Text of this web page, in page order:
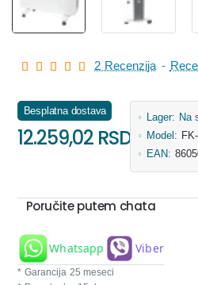
2 Recenzija -
Besplatna dostava
12.259,02 RSD
Lager: Na
Model:
EAN:
Poručite putem chata
Whatsapp Viber
* Garancija 25 meseci